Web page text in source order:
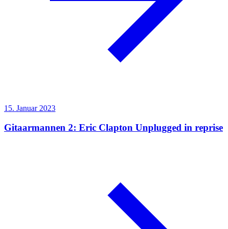
15. Januar 2023
Gitaarmannen 2: Eric Clapton Unplugged in reprise